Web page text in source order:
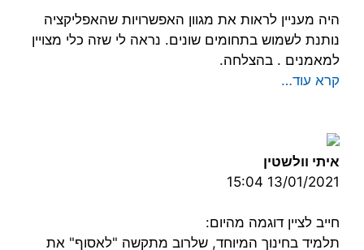
היה מעניין לראות את מגוון האפשרויות שהאפליקציה
נותנת לשמוש בתחומים שונים. נראה לי שזה כלי מצויין
למאמנים . בהצלחה.
קרא עוד…
איתי וולשטין
13/01/2021 15:04
חייב לציין דוגמה מהיום:
תלמיד בחינוך המיוחד, שלרוב מתקשה "לאסוף" את